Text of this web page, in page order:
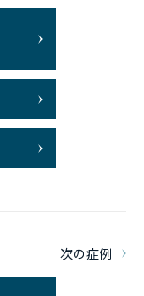
次の症例